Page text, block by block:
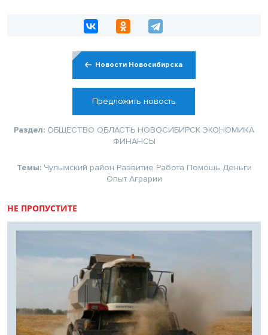
Новости Новосибирска
Предложить новость
Раздел: ОБЩЕСТВО ОБЛАСТЬ НОВОСИБИРСК ЭКОНОМИКА
ФИНАНСЫ
Темы: Чулымский район Развитие Работа Помощь Деньги
Опыт Аграрии
НЕ ПРОПУСТИТЕ